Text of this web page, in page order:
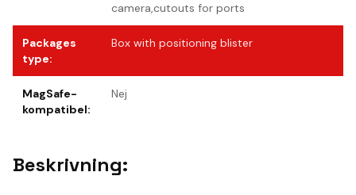
camera,cutouts for ports
Packages
type:
Box with positioning blister
MagSafe-
kompatibel:
Nej
Beskrivning: